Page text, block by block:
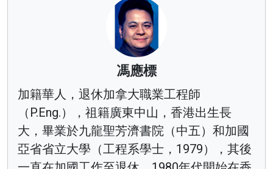
馮應標
加籍華人，退休加拿大職業工程師
（P.Eng.），祖籍廣東中山，香港出生長
大，畢業於九龍聖芳濟書院（中五）和加國
亞省省立大學（工程系學士，1979），其後